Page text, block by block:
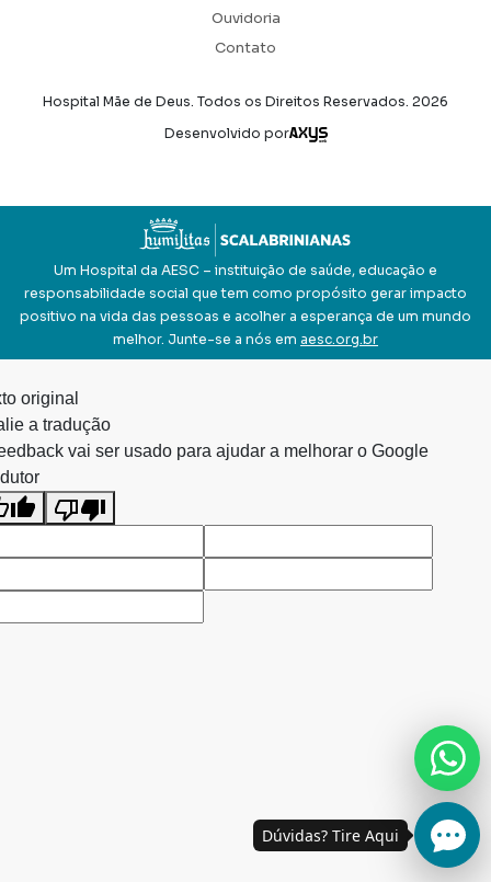
Ouvidoria
Contato
Hospital Mãe de Deus. Todos os Direitos Reservados. 2026
Desenvolvido por
Axysweb
Um Hospital da AESC – instituição de saúde, educação e
responsabilidade social que tem como propósito gerar impacto
positivo na vida das pessoas e acolher a esperança de um mundo
melhor. Junte-se a nós em aesc.org.br
Dúvidas? Tire Aqui
original
a tradução
vai ser usado para ajudar a melhorar o Google